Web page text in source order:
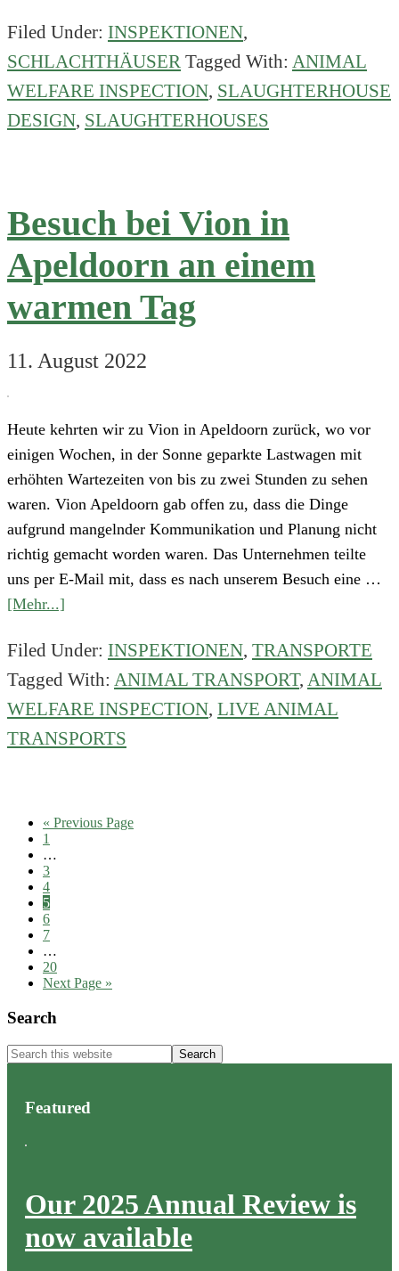
mit
dem
VION-
Schlachtbetrieb
in
jüngsten
Probleme
während
der
Filed Under: INSPEKTIONEN,
SCHLACHTHÄUSER Tagged With: ANIMAL
WELFARE INSPECTION, SLAUGHTERHOUSE
DESIGN, SLAUGHTERHOUSES
Besuch bei Vion in
Apeldoorn an einem
warmen Tag
11. August 2022
Heute kehrten wir zu Vion in Apeldoorn zurück, wo vor
einigen Wochen, in der Sonne geparkte Lastwagen mit
erhöhten Wartezeiten von bis zu zwei Stunden zu sehen
waren. Vion Apeldoorn gab offen zu, dass die Dinge
aufgrund mangelnder Kommunikation und Planung nicht
richtig gemacht worden waren. Das Unternehmen teilte
uns per E-Mail mit, dass es nach unserem Besuch eine …
[Mehr...]
bei
Vion
in
an
Tag
Filed Under: INSPEKTIONEN, TRANSPORTE
Tagged With: ANIMAL TRANSPORT, ANIMAL
WELFARE INSPECTION, LIVE ANIMAL
TRANSPORTS
« Go
Previous Page
Page
1
Interim
pages
omitted
…
Page
3
Page
4
Page
5
Page
6
Page
7
Interim
pages
omitted
…
Page
20
Go
Next Page »
Primary
Sidebar
Search
Search
this
Featured
Our 2025 Annual Review is
now available